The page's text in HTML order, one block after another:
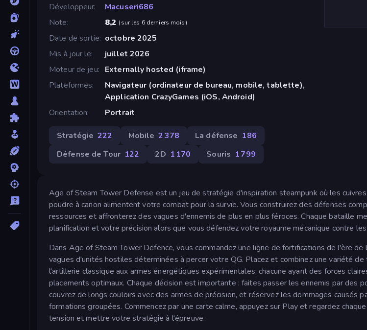
Développeur
Macuseri686
Note
8,2 (sur les 6 derniers mois)
Date de sortie octobre 2025
Mis à jour le
juillet 2026
Moteur de jeu
Externally hosted (iframe)
Plateformes
Navigateur (ordinateur de bureau, mobile, tablette),
Application CrazyGames (iOS, Android)
Orientation
Portrait
Stratégie 222 Mobile 2 378 La défense 186
Défense de Tour 122 2D 1 170 Souris 1 799
Age of Steam Tower Defense est un jeu de stratégie d'inspiration steampunk où les
poudre à canon alimentent votre combat pour la survie. Vous construirez des défenses
ressources et affronterez des vagues d'ennemis de plus en plus féroces. Chaque bataille
planification et votre précision alors que vous défendez votre royaume mécanique contre
Dans Age of Steam Tower Defence, vous commandez une ligne de fortifications de l'ère de
vagues d'unités hostiles déterminées à percer votre QG. Placez et combinez une variété
l'artillerie classique aux armes énergétiques expérimentales, chacune ayant des forces
placements optimaux. Chaque décision est importante : faites passer les ennemis par des
couvrez de longs couloirs avec des armes de précision, et réservez les dommages causés
formations groupées. Commencez par une carte calme, appuyez sur Play et regardez
tension et mettre votre stratégie à l'épreuve.